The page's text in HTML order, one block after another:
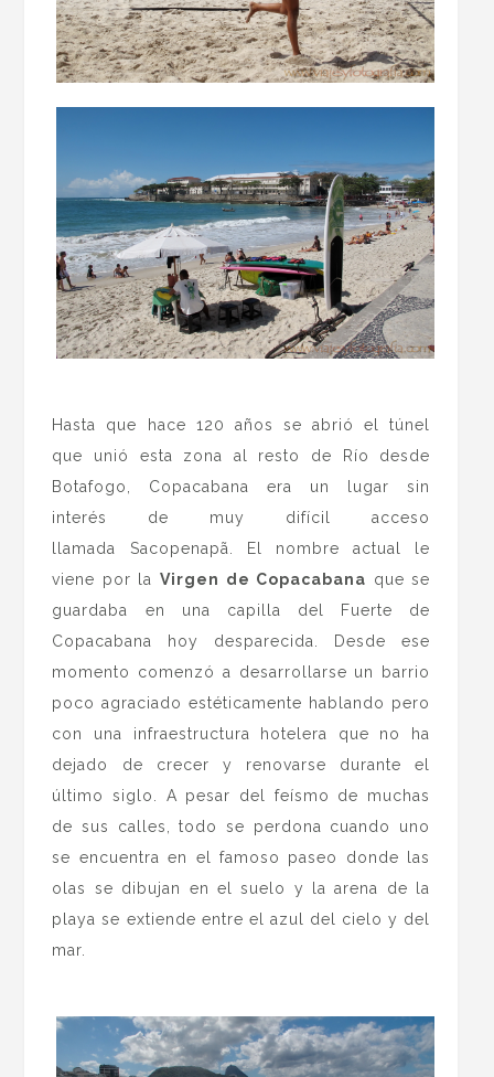
Hasta que hace 120 años se abrió el túnel
que unió esta zona al resto de Río desde
Botafogo, Copacabana era un lugar sin
interés de muy difícil acceso
llamada Sacopenapã. El nombre actual le
viene por la Virgen de Copacabana que se
guardaba en una capilla del Fuerte de
Copacabana hoy desparecida. Desde ese
momento comenzó a desarrollarse un barrio
poco agraciado estéticamente hablando pero
con una infraestructura hotelera que no ha
dejado de crecer y renovarse durante el
último siglo. A pesar del feísmo de muchas
de sus calles, todo se perdona cuando uno
se encuentra en el famoso paseo donde las
olas se dibujan en el suelo y la arena de la
playa se extiende entre el azul del cielo y del
mar.